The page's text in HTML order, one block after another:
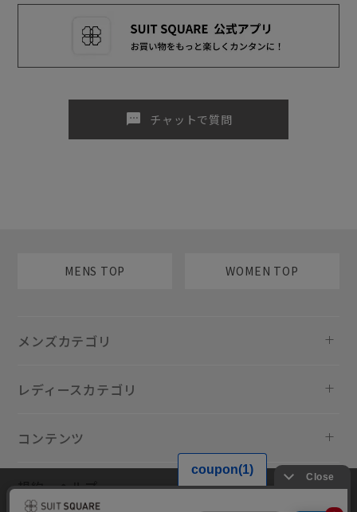
sms チャットで質問
MENS TOP WOMEN TOP
メンズカテゴリ
レディースカテゴリ
コンテンツ
規約・ヘルプ